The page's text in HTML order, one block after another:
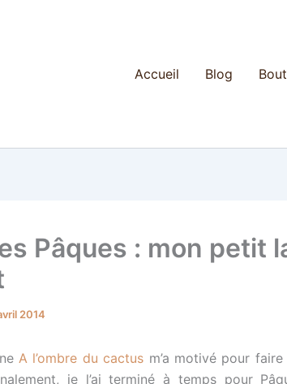
Accueil Blog
Pâques : mon petit
2014
A l’ombre du cactus m’a motivé pour faire
je l’ai terminé à temps pour